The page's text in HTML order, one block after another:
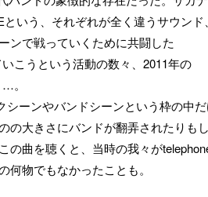
いう、それぞれが全く違うサウンド、
ンで戦っていくために共闘した
こうという活動の数々、2011年の
。
ーンやバンドシーンという枠の中
の大きさにバンドが翻弄されたりもし
の曲を聴くと、当時の我々が
物でもなかったことも。